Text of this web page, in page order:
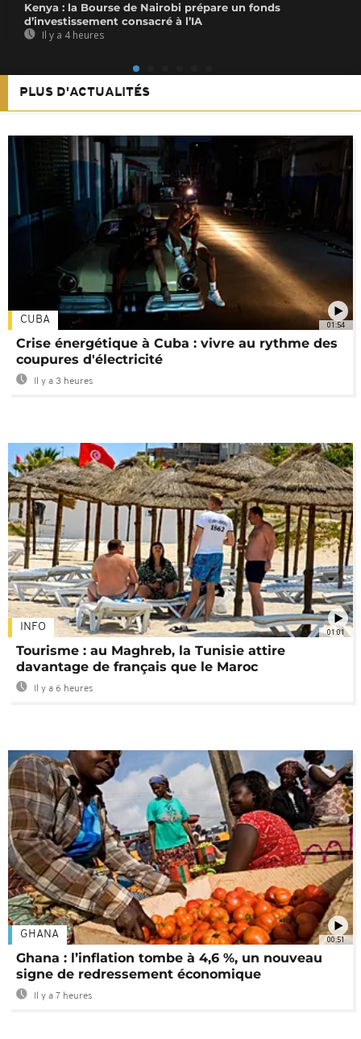
Kenya : la Bourse de Nairobi prépare un fonds
d’investissement consacré à l’IA
Il y a 4 heures
PLUS D'ACTUALITÉS
01:54
CUBA
Crise énergétique à Cuba : vivre au rythme des
coupures d'électricité
Il y a 3 heures
01:01
INFO
Tourisme : au Maghreb, la Tunisie attire
davantage de français que le Maroc
Il y a 6 heures
00:51
GHANA
Ghana : l’inflation tombe à 4,6 %, un nouveau
signe de redressement économique
Il y a 7 heures